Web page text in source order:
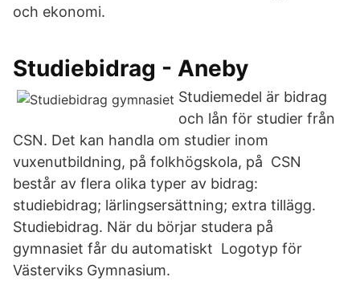
och ekonomi.
Studiebidrag - Aneby
Studiemedel är bidrag
och lån för studier från
CSN. Det kan handla om studier inom
vuxenutbildning, på folkhögskola, på CSN
består av flera olika typer av bidrag:
studiebidrag; lärlingsersättning; extra tillägg.
Studiebidrag. När du börjar studera på
gymnasiet får du automatiskt Logotyp för
Västerviks Gymnasium.